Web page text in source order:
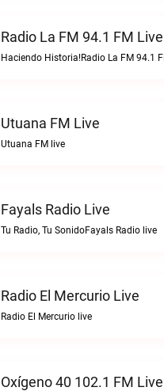
Radio La FM 94.1 FM Live
Haciendo Historia!Radio La FM 94.1
Utuana FM Live
Utuana FM live
Fayals Radio Live
Tu Radio, Tu SonidoFayals Radio live
Radio El Mercurio Live
Radio El Mercurio live
Oxígeno 40 102.1 FM Live